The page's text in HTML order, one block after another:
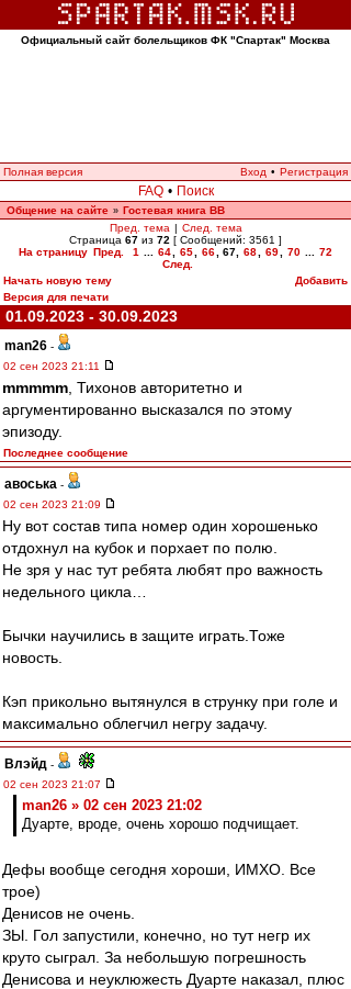
Официальный сайт болельщиков ФК "Спартак" Москва
Полная версия Вход • Регистрация
FAQ • Поиск
Общение на сайте » Гостевая книга ВВ
Пред. тема | След. тема
Страница 67 из 72 [ Сообщений: 3561 ]
На страницу Пред. 1 64 65 66 67 68 69 70
72
След.
Начать новую тему
Добавить
Версия для печати
01.09.2023 - 30.09.2023
man26 -
02 сен 2023 21:11
mmmmm , Тихонов авторитетно и
аргументированно высказался по этому
эпизоду.
Последнее сообщение
авоська -
02 сен 2023 21:09
Ну вот состав типа номер один хорошенько
отдохнул на кубок и порхает по полю.
Не зря у нас тут ребята любят про важность
недельного цикла…
Бычки научились в защите играть.Тоже
новость.
Кэп прикольно вытянулся в струнку при голе и
максимально облегчил негру задачу.
Влэйд -
02 сен 2023 21:07
man26 » 02 сен 2023 21:02
Дуарте, вроде, очень хорошо подчищает.
Дефы вообще сегодня хороши, ИМХО. Все
трое)
Денисов не очень.
ЗЫ. Гол запустили, конечно, но тут негр их
круто сыграл. За небольшую погрешность
Денисова и неуклюжесть Дуарте наказал, плюс